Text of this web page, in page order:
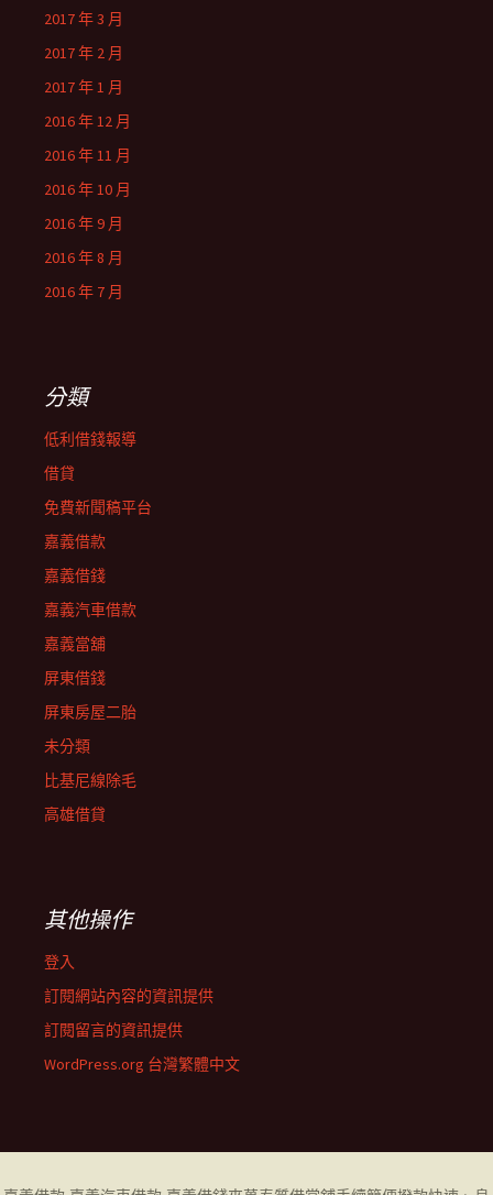
2017 年 3 月
2017 年 2 月
2017 年 1 月
2016 年 12 月
2016 年 11 月
2016 年 10 月
2016 年 9 月
2016 年 8 月
2016 年 7 月
分類
低利借錢報導
借貸
免費新聞稿平台
嘉義借款
嘉義借錢
嘉義汽車借款
嘉義當舖
屏東借錢
屏東房屋二胎
未分類
比基尼線除毛
高雄借貸
其他操作
登入
訂閱網站內容的資訊提供
訂閱留言的資訊提供
WordPress.org 台灣繁體中文